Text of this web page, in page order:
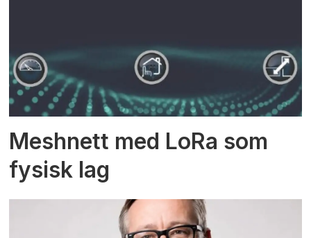
Meshnett med LoRa som
fysisk lag